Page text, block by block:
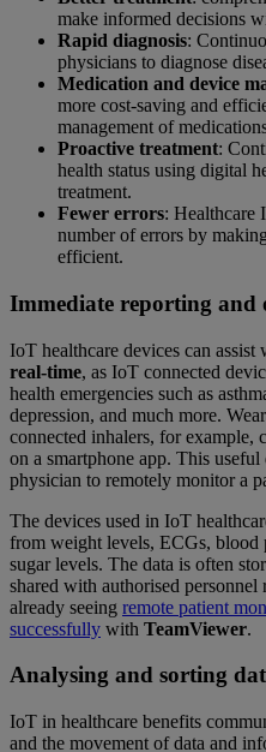
make informed decisions
Rapid diagnosis:
physicians to diagnose
Medication and device
more cost-saving and
management of
Proactive treatment:
health status using digital
treatment.
Fewer errors: Healthcare
number of errors by
efficient.
Immediate reporting and
IoT healthcare devices can assist
real-time, as IoT connected
health emergencies such as
depression, and much more.
connected inhalers, for example,
on a smartphone app. This
physician to remotely monitor a
The devices used in IoT
from weight levels, ECGs, blood
sugar levels. The data is often
shared with authorised personnel
already seeing remote patient
successfully with TeamViewer.
Analysing and sorting
IoT in healthcare benefits
and the movement of data and